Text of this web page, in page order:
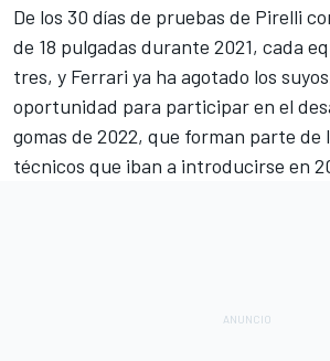
De los 30 días de pruebas de Pirelli
de 18 pulgadas durante 2021, cada
tres, y Ferrari ya ha agotado los
oportunidad para participar en el
gomas de 2022, que forman parte de
técnicos que iban a introducirse en